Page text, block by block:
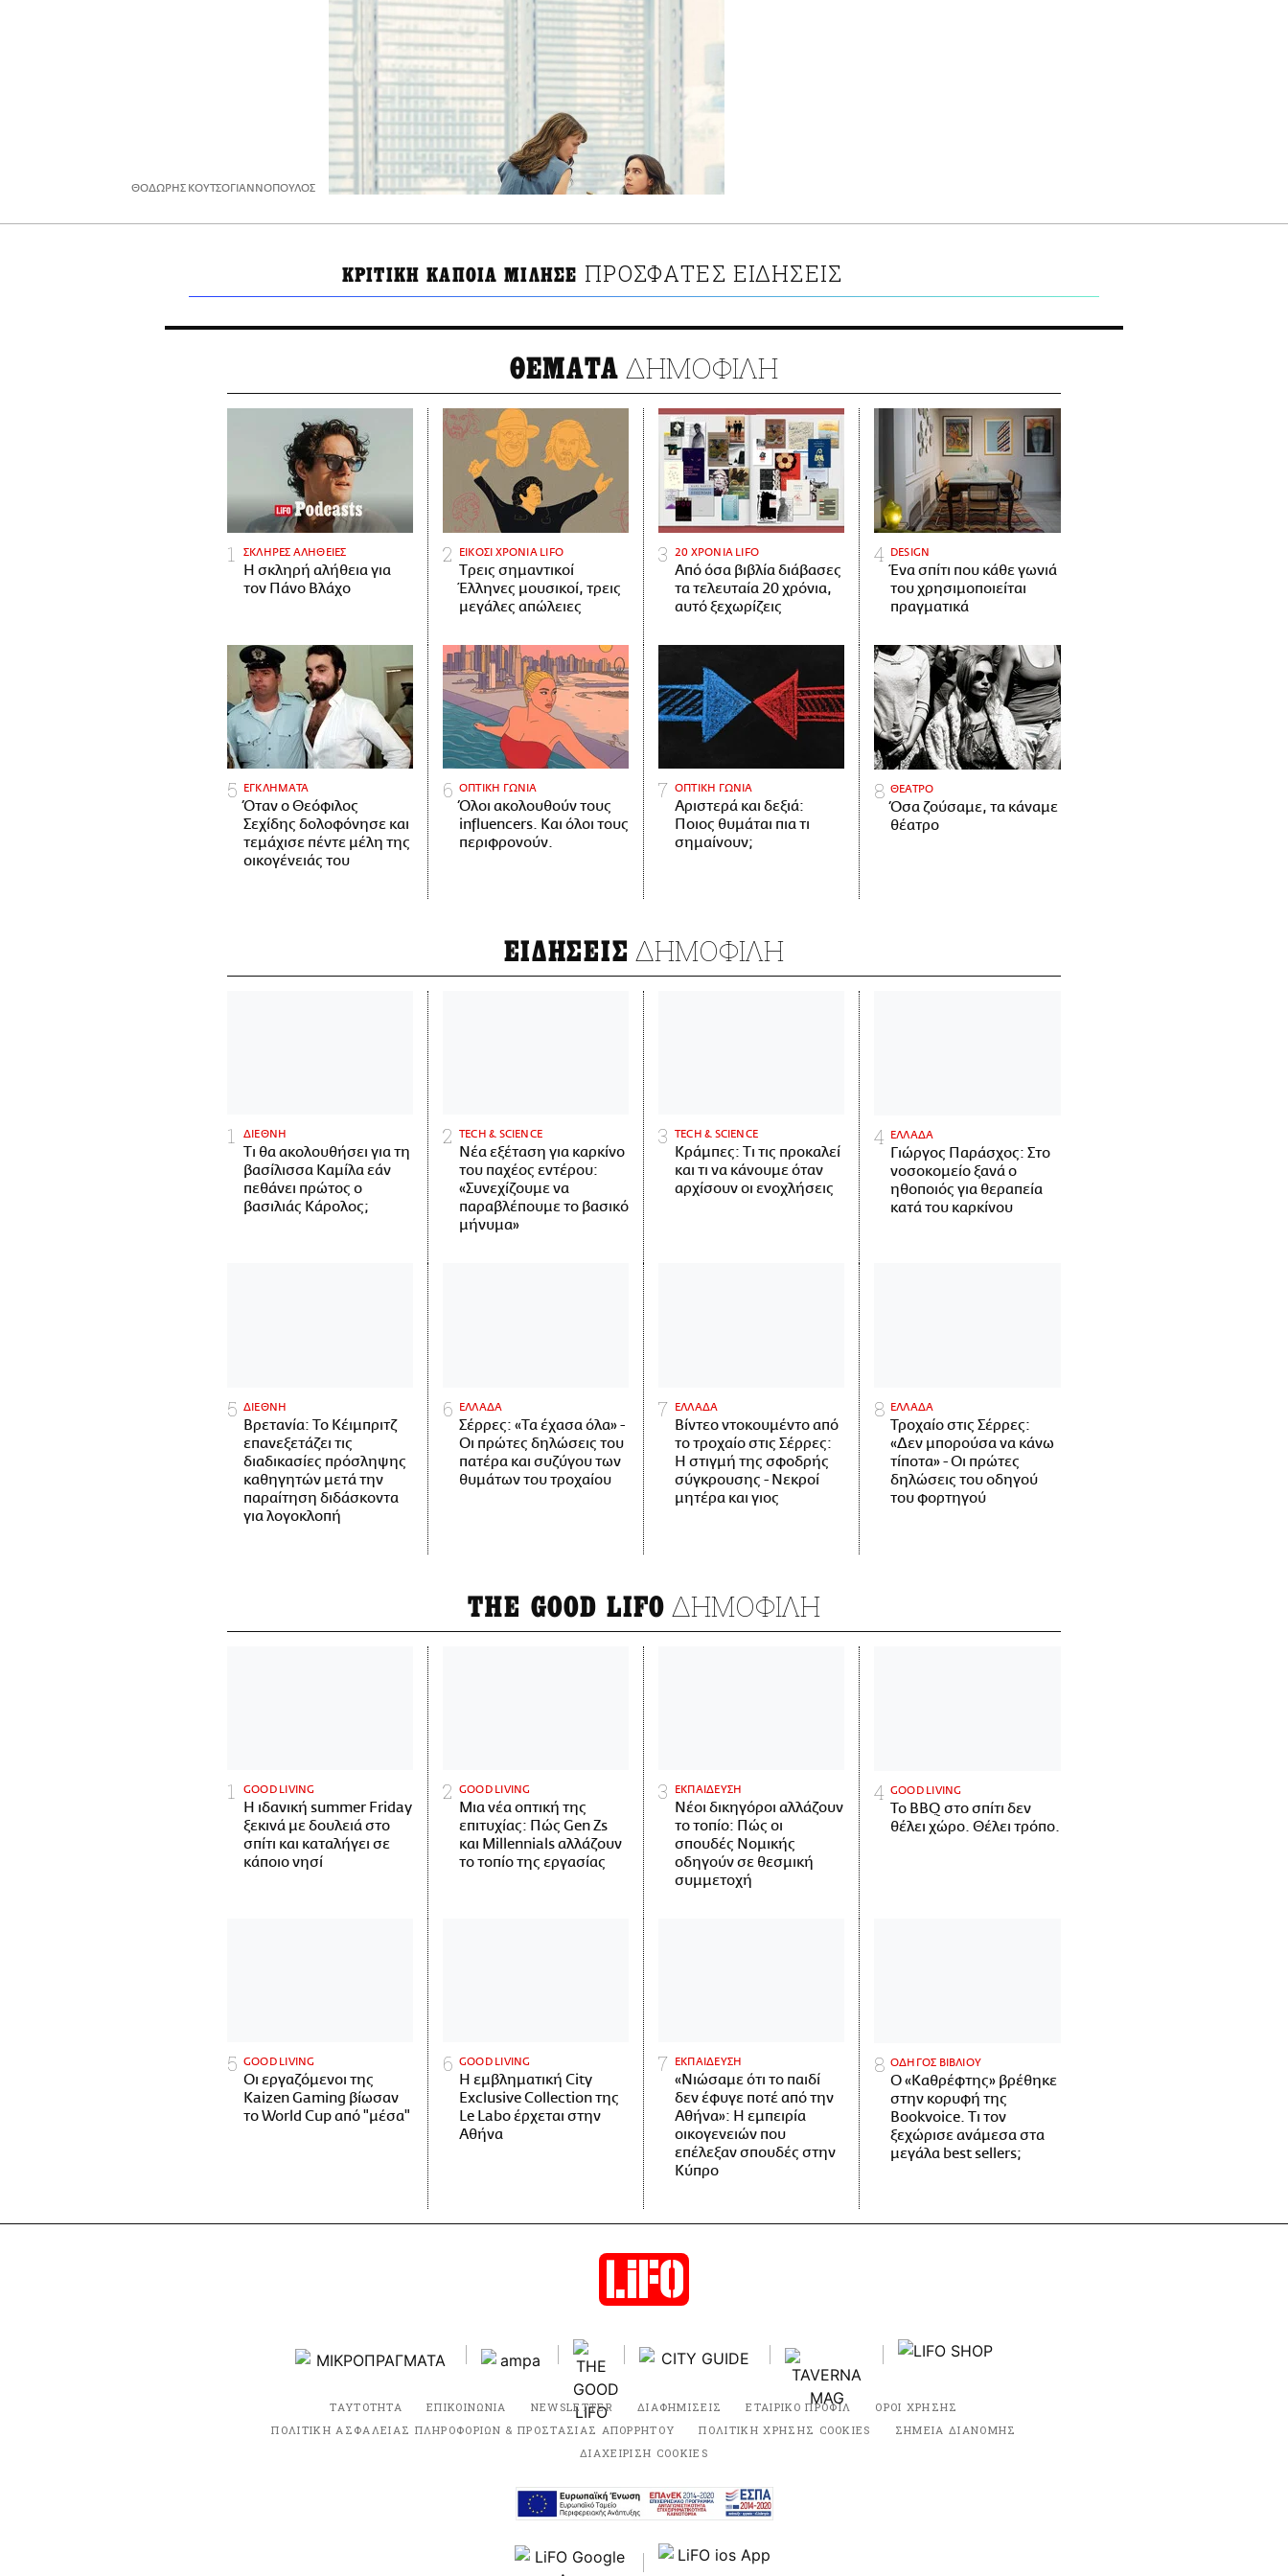
ΘΟΔΩΡΗΣ ΚΟΥΤΣΟΓΙΑΝΝΟΠΟΥΛΟΣ
ΚΡΙΤΙΚΗ ΚΑΠΟΙΑ ΜΙΛΗΣΕ ΠΡΟΣΦΑΤΕΣ ΕΙΔΗΣΕΙΣ
ΘΕΜΑΤΑ ΔΗΜΟΦΙΛΗ
ΣΚΛΗΡΕΣ ΑΛΗΘΕΙΕΣ
H σκληρή αλήθεια για
τον Πάνο Βλάχο
ΕΙΚΟΣΙ ΧΡΟΝΙΑ LIFO
Tρεις σημαντικοί
Έλληνες μουσικοί, τρεις
μεγάλες απώλειες
20 ΧΡΟΝΙΑ LIFO
Από όσα βιβλία διάβασες
τα τελευταία 20 χρόνια,
αυτό ξεχωρίζεις
DESIGN
Ένα σπίτι που κάθε γωνιά
του χρησιμοποιείται
πραγματικά
ΕΓΚΛΗΜΑΤΑ
Όταν ο Θεόφιλος
Σεχίδης δολοφόνησε και
τεμάχισε πέντε μέλη της
οικογένειάς του
ΟΠΤΙΚΗ ΓΩΝΙΑ
Όλοι ακολουθούν τους
influencers. Και όλοι τους
περιφρονούν.
ΟΠΤΙΚΗ ΓΩΝΙΑ
Αριστερά και δεξιά:
Ποιος θυμάται πια τι
σημαίνουν;
ΘΕΑΤΡΟ
Όσα ζούσαμε, τα κάναμε
θέατρο
ΕΙΔΗΣΕΙΣ ΔΗΜΟΦΙΛΗ
ΔΙΕΘΝΗ
Τι θα ακολουθήσει για τη
βασίλισσα Καμίλα εάν
πεθάνει πρώτος ο
βασιλιάς Κάρολος;
ΤECH & SCIENCE
Νέα εξέταση για καρκίνο
του παχέος εντέρου:
«Συνεχίζουμε να
παραβλέπουμε το βασικό
μήνυμα»
ΤECH & SCIENCE
Κράμπες: Τι τις προκαλεί
και τι να κάνουμε όταν
αρχίσουν οι ενοχλήσεις
ΕΛΛΑΔΑ
Γιώργος Παράσχος: Στο
νοσοκομείο ξανά ο
ηθοποιός για θεραπεία
κατά του καρκίνου
ΔΙΕΘΝΗ
Βρετανία: Το Κέιμπριτζ
επανεξετάζει τις
διαδικασίες πρόσληψης
καθηγητών μετά την
παραίτηση διδάσκοντα
για λογοκλοπή
ΕΛΛΑΔΑ
Σέρρες: «Τα έχασα όλα» -
Οι πρώτες δηλώσεις του
πατέρα και συζύγου των
θυμάτων του τροχαίου
ΕΛΛΑΔΑ
Βίντεο ντοκουμέντο από
το τροχαίο στις Σέρρες:
Η στιγμή της σφοδρής
σύγκρουσης - Νεκροί
μητέρα και γιος
ΕΛΛΑΔΑ
Τροχαίο στις Σέρρες:
«Δεν μπορούσα να κάνω
τίποτα» - Οι πρώτες
δηλώσεις του οδηγού
του φορτηγού
THE GOOD LIFO ΔΗΜΟΦΙΛΗ
GOOD LIVING
Η ιδανική summer Friday
ξεκινά με δουλειά στο
σπίτι και καταλήγει σε
κάποιο νησί
GOOD LIVING
Μια νέα οπτική της
επιτυχίας: Πώς Gen Zs
και Millennials αλλάζουν
το τοπίο της εργασίας
ΕΚΠΑΙΔΕΥΣΗ
Νέοι δικηγόροι αλλάζουν
το τοπίο: Πώς οι
σπουδές Νομικής
οδηγούν σε θεσμική
συμμετοχή
GOOD LIVING
Το BBQ στο σπίτι δεν
θέλει χώρο. Θέλει τρόπο.
GOOD LIVING
Οι εργαζόμενοι της
Kaizen Gaming βίωσαν
το World Cup από "μέσα"
GOOD LIVING
Η εμβληματική City
Exclusive Collection της
Le Labo έρχεται στην
Αθήνα
ΕΚΠΑΙΔΕΥΣΗ
«Νιώσαμε ότι το παιδί
δεν έφυγε ποτέ από την
Αθήνα»: Η εμπειρία
οικογενειών που
επέλεξαν σπουδές στην
Κύπρο
ΟΔΗΓΟΣ ΒΙΒΛΙΟΥ
Ο «Καθρέφτης» βρέθηκε
στην κορυφή της
Bookvoice. Τι τον
ξεχώρισε ανάμεσα στα
μεγάλα best sellers;
ΤΑΥΤΟΤΗΤΑ ΕΠΙΚΟΙΝΩΝΙΑ NEWSLETTER ΔΙΑΦΗΜΙΣΕΙΣ ΕΤΑΙΡΙΚΟ ΠΡΟΦΙΛ
ΟΡΟΙ ΧΡΗΣΗΣ
ΠΟΛΙΤΙΚΗ ΑΣΦΑΛΕΙΑΣ ΠΛΗΡΟΦΟΡΙΩΝ & ΠΡΟΣΤΑΣΙΑΣ ΑΠΟΡΡΗΤΟΥ
ΠΟΛΙΤΙΚΗ ΧΡΗΣΗΣ COOKIES
ΣΗΜΕΙΑ ΔΙΑΝΟΜΗΣ
ΔΙΑΧΕΙΡΙΣΗ COOKIES